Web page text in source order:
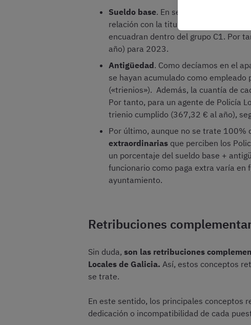
Sueldo base. En sentido estricto, el
relación con la titulación de acceso
encuadran dentro del grupo C1. Por
año) para 2023.
Antigüedad. Como decíamos en el
se hayan acumulado como
(«trienios»). Además, la cuantía de
Por tanto, para un agente de Policía
trienio cumplido (367,32 € al año),
Por último, aunque no se trate 100%
extraordinarias que perciben los
un porcentaje del sueldo base +
funcionario como paga extra varía en
ayuntamiento.
Retribuciones
Sin duda, son las retribuciones
Locales de Galicia. Así, estos conceptos
se trate.
En este sentido, los principales conceptos
dedicación o incompatibilidad de cada